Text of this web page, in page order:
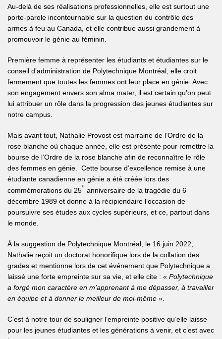
Au-delà de ses réalisations professionnelles, elle est surtout une
porte-parole incontournable sur la question du contrôle des
armes à feu au Canada, et elle contribue aussi grandement à
promouvoir le génie au féminin.
Première femme à représenter les étudiants et étudiantes sur le
conseil d’administration de Polytechnique Montréal, elle croit
fermement que toutes les femmes ont leur place en génie. Avec
son engagement envers son alma mater, il est certain qu’on peut
lui attribuer un rôle dans la progression des jeunes étudiantes sur
notre campus.
Mais avant tout, Nathalie Provost est marraine de l’Ordre de la
rose blanche où chaque année, elle est présente pour remettre la
bourse de l’Ordre de la rose blanche afin de reconnaître le rôle
des femmes en génie. Cette bourse d’excellence remise à une
étudiante canadienne en génie a été créée lors des
commémorations du 25
e
anniversaire de la tragédie du 6
décembre 1989 et donne à la récipiendaire l’occasion de
poursuivre ses études aux cycles supérieurs, et ce, partout dans
le monde.
À la suggestion de Polytechnique Montréal, le 16 juin 2022,
Nathalie reçoit un doctorat honorifique lors de la collation des
grades et mentionne lors de cet événement que Polytechnique a
laissé une forte empreinte sur sa vie, et elle cite : « Polytechnique
a forgé mon caractère en m’apprenant à me dépasser, à travailler
en équipe et à donner le meilleur de moi-même ».
C’est à notre tour de souligner l’empreinte positive qu’elle laisse
pour les jeunes étudiantes et les générations à venir, et c’est avec